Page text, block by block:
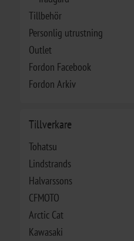
Tillbehör
Personlig utrustning
Outlet
Fordon Facebook
Fordon Arkiv
Tillverkare
Tohatsu
Lindstrands
Halvarssons
CFMOTO
Arctic Cat
Kawasaki